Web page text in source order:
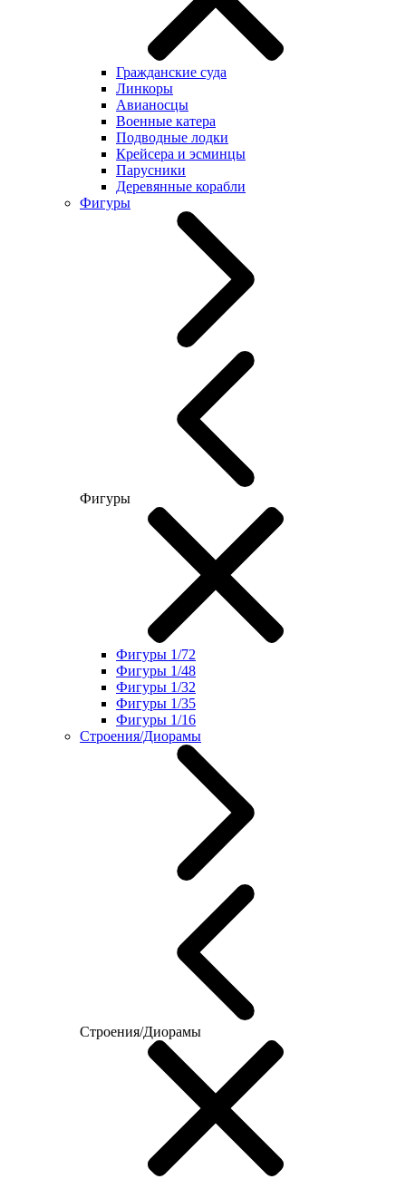
Гражданские суда
Линкоры
Авианосцы
Военные катера
Подводные лодки
Крейсера и эсминцы
Парусники
Деревянные корабли
Фигуры
Фигуры
Фигуры 1/72
Фигуры 1/48
Фигуры 1/32
Фигуры 1/35
Фигуры 1/16
Строения/Диорамы
Строения/Диорамы